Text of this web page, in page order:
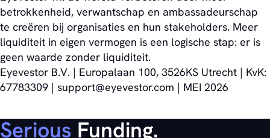
betrokkenheid, verwantschap en ambassadeurschap
te creëren bij organisaties en hun stakeholders. Meer
liquiditeit in eigen vermogen is een logische stap: er is
geen waarde zonder liquiditeit.
Eyevestor B.V. | Europalaan 100, 3526KS Utrecht | KvK:
67783309 | support@eyevestor.com | MEI 2026
Serious Funding.